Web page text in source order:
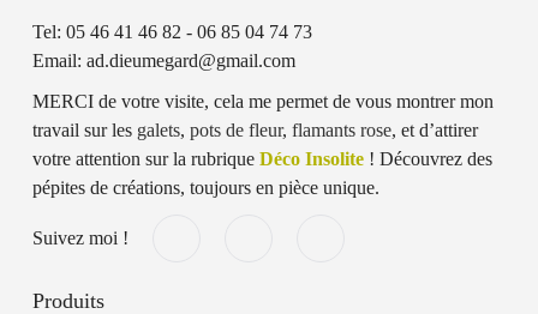
Tel: 05 46 41 46 82 - 06 85 04 74 73
Email: ad.dieumegard@gmail.com
MERCI de votre visite, cela me permet de vous montrer mon
travail sur les galets,pots de fleur,flamants rose, et d’attirer
votre attention sur la rubriqueDéco Insolite ! Découvrez des
pépites de créations, toujours en pièce unique.
Suivez moi !
Produits